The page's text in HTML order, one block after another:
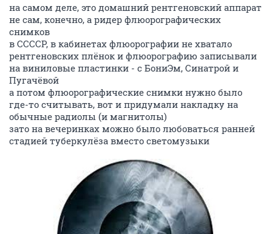
на самом деле, это домашний рентгеновский аппарат
не сам, конечно, а ридер флюорографических
снимков
в ССССР, в кабинетах флюорографии не хватало
рентгеновских плёнок и флюорографию записывали
на виниловые пластинки - с БониЭм, Синатрой и
Пугачёвой
а потом флюорографические снимки нужно было
где-то считывать, вот и придумали накладку на
обычные радиолы (и магнитолы)
зато на вечеринках можно было любоваться ранней
стадией туберкулёза вместо светомузыки